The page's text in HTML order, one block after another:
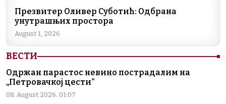
Презвитер Оливер Суботић: Одбрана
унутрашњих простора
August 1, 2026
ВЕСТИ
Одржан парастос невино пострадалим на
„Петровачкој цести“
08. August 2026. 01:07